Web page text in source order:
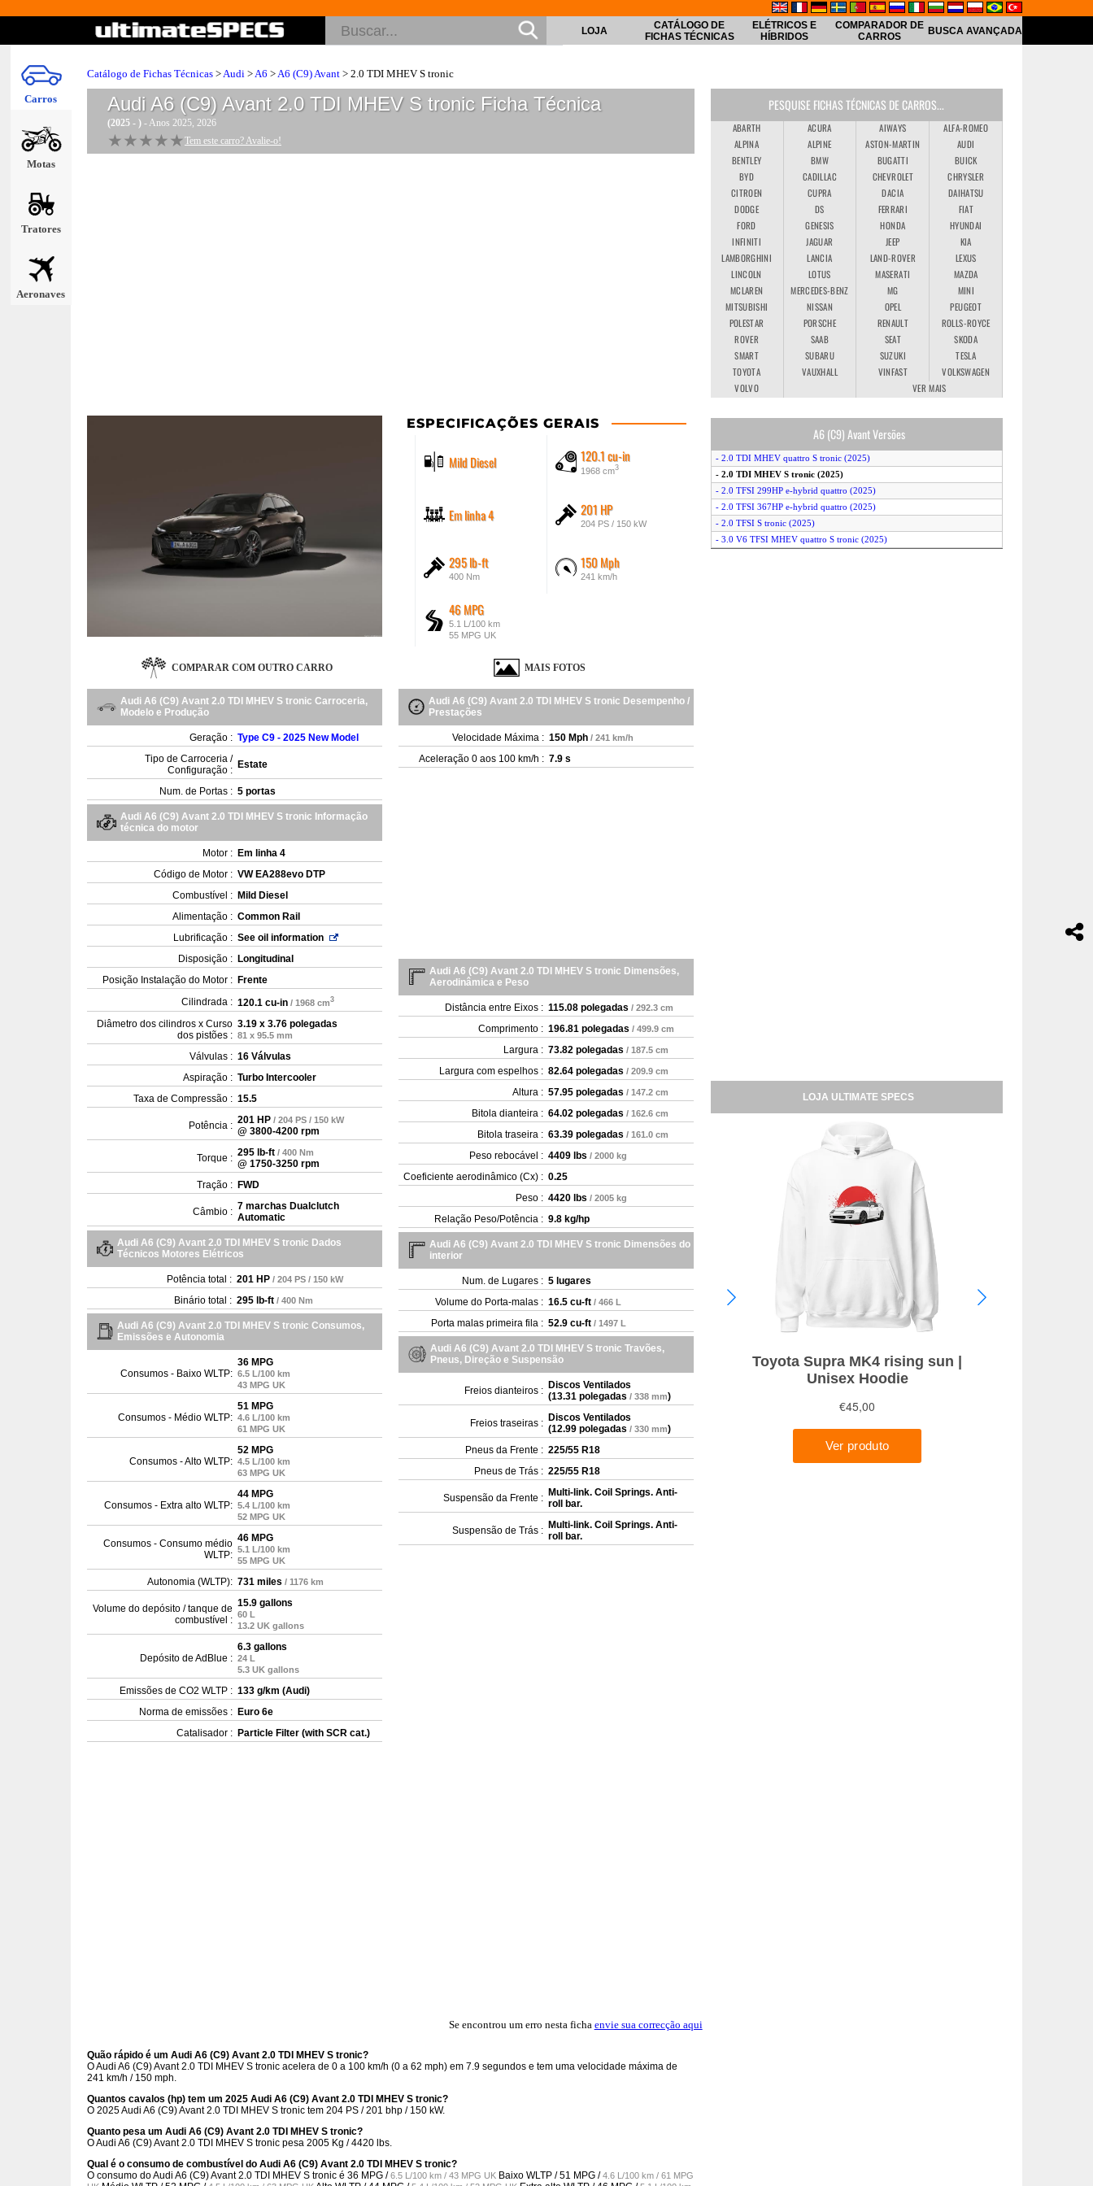
Carros
Motas
Tratores
Aeronaves
LOJA
CATÁLOGO DE
FICHAS TÉCNICAS
ELÉTRICOS E
HÍBRIDOS
COMPARADOR DE
CARROS
BUSCA AVANÇADA
Catálogo de Fichas Técnicas >Audi >A6 >A6 (C9) Avant > 2.0 TDI MHEV S tronic
Audi A6 (C9) Avant 2.0 TDI MHEV S tronic Ficha Técnica
(2025 - ) - Anos 2025, 2026
★★★★★
★★★★★ Tem este carro? Avalie-o!
ESPECIFICAÇÕES GERAIS
Mild Diesel 120.1 cu-in
1968 cm3
Em linha 4 201 HP
204 PS / 150 kW
295 lb-ft
400 Nm
150 Mph
241 km/h
46 MPG
5.1 L/100 km
55 MPG UK
COMPARAR COM OUTRO CARRO MAIS FOTOS
Audi A6 (C9) Avant 2.0 TDI MHEV S tronic Carroceria,
Modelo e Produção
Geração : Type C9 - 2025 New Model
Tipo de Carroceria /
Configuração : Estate
Num. de Portas : 5 portas
Audi A6 (C9) Avant 2.0 TDI MHEV S tronic Informação
técnica do motor
Motor : Em linha 4
Código de Motor : VW EA288evo DTP
Combustível : Mild Diesel
Alimentação : Common Rail
Lubrificação : See oil information
Disposição : Longitudinal
Posição Instalação do Motor : Frente
Cilindrada : 120.1 cu-in / 1968 cm3
Diâmetro dos cilindros x Curso
dos pistões :
3.19 x 3.76 polegadas
81 x 95.5 mm
Válvulas : 16 Válvulas
Aspiração : Turbo Intercooler
Taxa de Compressão : 15.5
Potência : 201 HP / 204 PS / 150 kW
@ 3800-4200 rpm
Torque : 295 lb-ft / 400 Nm
@ 1750-3250 rpm
Tração : FWD
Câmbio : 7 marchas Dualclutch
Automatic
Audi A6 (C9) Avant 2.0 TDI MHEV S tronic Dados
Técnicos Motores Elétricos
Potência total : 201 HP / 204 PS / 150 kW
Binário total : 295 lb-ft / 400 Nm
Audi A6 (C9) Avant 2.0 TDI MHEV S tronic Consumos,
Emissões e Autonomia
Consumos - Baixo WLTP:
36 MPG
6.5 L/100 km
43 MPG UK
Consumos - Médio WLTP:
51 MPG
4.6 L/100 km
61 MPG UK
Consumos - Alto WLTP:
52 MPG
4.5 L/100 km
63 MPG UK
Consumos - Extra alto WLTP:
44 MPG
5.4 L/100 km
52 MPG UK
Consumos - Consumo médio
WLTP:
46 MPG
5.1 L/100 km
55 MPG UK
Autonomia (WLTP): 731 miles / 1176 km
Volume do depósito / tanque de
combustível :
15.9 gallons
60 L
13.2 UK gallons
Depósito de AdBlue :
6.3 gallons
24 L
5.3 UK gallons
Emissões de CO2 WLTP : 133 g/km (Audi)
Norma de emissões : Euro 6e
Catalisador : Particle Filter (with SCR cat.)
Audi A6 (C9) Avant 2.0 TDI MHEV S tronic Desempenho /
Prestações
Velocidade Máxima : 150 Mph / 241 km/h
Aceleração 0 aos 100 km/h : 7.9 s
Audi A6 (C9) Avant 2.0 TDI MHEV S tronic Dimensões,
Aerodinâmica e Peso
Distância entre Eixos : 115.08 polegadas / 292.3 cm
Comprimento : 196.81 polegadas / 499.9 cm
Largura : 73.82 polegadas / 187.5 cm
Largura com espelhos : 82.64 polegadas / 209.9 cm
Altura : 57.95 polegadas / 147.2 cm
Bitola dianteira : 64.02 polegadas / 162.6 cm
Bitola traseira : 63.39 polegadas / 161.0 cm
Peso rebocável : 4409 lbs / 2000 kg
Coeficiente aerodinâmico (Cx) : 0.25
Peso : 4420 lbs / 2005 kg
Relação Peso/Potência : 9.8 kg/hp
Audi A6 (C9) Avant 2.0 TDI MHEV S tronic Dimensões do
interior
Num. de Lugares : 5 lugares
Volume do Porta-malas : 16.5 cu-ft / 466 L
Porta malas primeira fila : 52.9 cu-ft / 1497 L
Audi A6 (C9) Avant 2.0 TDI MHEV S tronic Travões,
Pneus, Direção e Suspensão
Freios dianteiros : Discos Ventilados
(13.31 polegadas / 338 mm)
Freios traseiras : Discos Ventilados
(12.99 polegadas / 330 mm)
Pneus da Frente : 225/55 R18
Pneus de Trás : 225/55 R18
Suspensão da Frente : Multi-link. Coil Springs. Anti-
roll bar.
Suspensão de Trás : Multi-link. Coil Springs. Anti-
roll bar.
Se encontrou um erro nesta ficha envie sua correcção aqui
Quão rápido é um Audi A6 (C9) Avant 2.0 TDI MHEV S tronic?
O Audi A6 (C9) Avant 2.0 TDI MHEV S tronic acelera de 0 a 100 km/h (0 a 62 mph) em 7.9 segundos e tem uma velocidade máxima de
241 km/h / 150 mph.
Quantos cavalos (hp) tem um 2025 Audi A6 (C9) Avant 2.0 TDI MHEV S tronic?
O 2025 Audi A6 (C9) Avant 2.0 TDI MHEV S tronic tem 204 PS / 201 bhp / 150 kW.
Quanto pesa um Audi A6 (C9) Avant 2.0 TDI MHEV S tronic?
O Audi A6 (C9) Avant 2.0 TDI MHEV S tronic pesa 2005 Kg / 4420 lbs.
Qual é o consumo de combustível do Audi A6 (C9) Avant 2.0 TDI MHEV S tronic?
O consumo do Audi A6 (C9) Avant 2.0 TDI MHEV S tronic é 36 MPG /6.5 L/100 km / 43 MPG UK Baixo WLTP /51 MPG /4.6 L/100 km / 61 MPG
PESQUISE FICHAS TÉCNICAS DE CARROS...
ABARTH ACURA AIWAYS
ALFA-ROMEO
ALPINA
ALPINE ASTON-MARTIN
AUDI
BENTLEY
BMW BUGATTI
BUICK
BYD
CADILLAC CHEVROLET
CHRYSLER
CITROEN
CUPRA DACIA
DAIHATSU
DODGE
DS FERRARI
FIAT
FORD
GENESIS HONDA
HYUNDAI
INFINITI
JAGUAR JEEP
KIA
LAMBORGHINI
LANCIA LAND-ROVER
LEXUS
LINCOLN
LOTUS MASERATI
MAZDA
MCLAREN
MERCEDES-BENZ MG
MINI
MITSUBISHI
NISSAN OPEL
PEUGEOT
POLESTAR
PORSCHE RENAULT
ROLLS-ROYCE
ROVER
SAAB SEAT
SKODA
SMART
SUBARU SUZUKI
TESLA
TOYOTA
VAUXHALL VINFAST
VOLKSWAGEN
VOLVO
VER MAIS
A6 (C9) Avant Versões
- 2.0 TDI MHEV quattro S tronic (2025)
- 2.0 TDI MHEV S tronic (2025)
- 2.0 TFSI 299HP e-hybrid quattro (2025)
- 2.0 TFSI 367HP e-hybrid quattro (2025)
- 2.0 TFSI S tronic (2025)
- 3.0 V6 TFSI MHEV quattro S tronic (2025)
LOJA ULTIMATE SPECS